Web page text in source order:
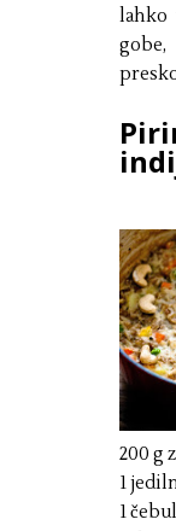
lahko
200 g
1
1